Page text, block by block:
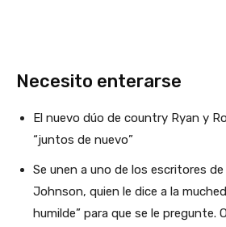
Necesito enterarse
El nuevo dúo de country Ryan y
“juntos de nuevo”
Se unen a uno de los escritores
Johnson, quien le dice a la
humilde” para que se le pregunte.